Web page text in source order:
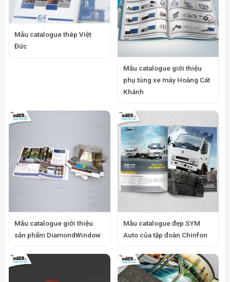
Mẫu catalogue thép Việt
Đức
Mẫu catalogue giới thiệu
phụ tùng xe máy Hoàng Cát
Khánh
Mẫu catalogue giới thiệu
sản phẩm DiamondWindow
Mẫu catalogue đẹp SYM
Auto của tập đoàn Chinfon